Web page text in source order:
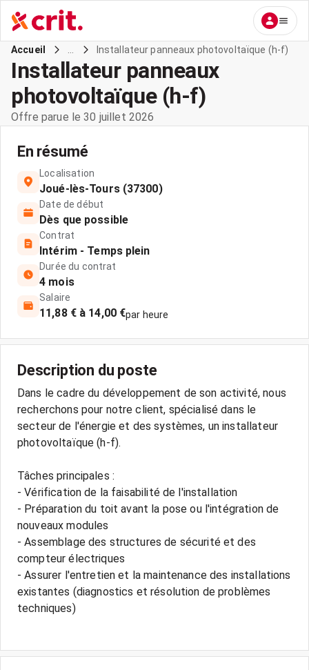
Accueil Installateur panneaux photovoltaïque (h-f)
Installateur panneaux
photovoltaïque (h-f)
Offre parue le 30 juillet 2026
En résumé
Localisation
Joué-lès-Tours (37300)
Date de début
Dès que possible
Contrat
Intérim - Temps plein
Durée du contrat
4 mois
Salaire
11,88 € à 14,00 €par heure
Description du poste
Dans le cadre du développement de son activité, nous
recherchons pour notre client, spécialisé dans le
secteur de l'énergie et des systèmes, un installateur
photovoltaïque (h-f).
Tâches principales :
- Vérification de la faisabilité de l'installation
- Préparation du toit avant la pose ou l'intégration de
nouveaux modules
- Assemblage des structures de sécurité et des
compteur électriques
- Assurer l'entretien et la maintenance des installations
existantes (diagnostics et résolution de problèmes
techniques)